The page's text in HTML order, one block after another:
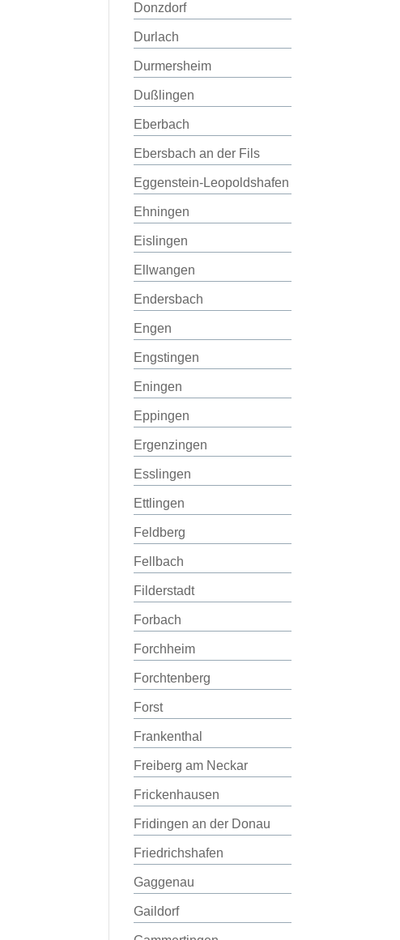
Donzdorf
Durlach
Durmersheim
Dußlingen
Eberbach
Ebersbach an der Fils
Eggenstein-Leopoldshafen
Ehningen
Eislingen
Ellwangen
Endersbach
Engen
Engstingen
Eningen
Eppingen
Ergenzingen
Esslingen
Ettlingen
Feldberg
Fellbach
Filderstadt
Forbach
Forchheim
Forchtenberg
Forst
Frankenthal
Freiberg am Neckar
Frickenhausen
Fridingen an der Donau
Friedrichshafen
Gaggenau
Gaildorf